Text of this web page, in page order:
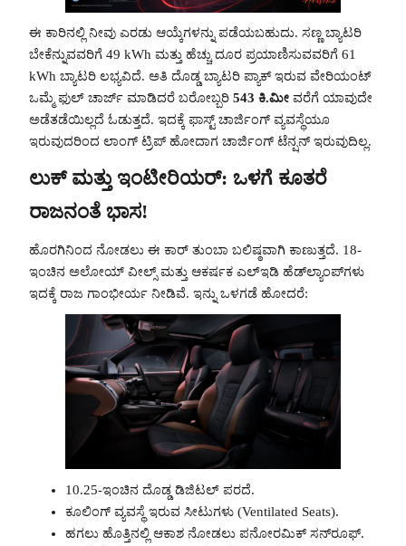
ಈ ಕಾರಿನಲ್ಲಿ ನೀವು ಎರಡು ಆಯ್ಕೆಗಳನ್ನು ಪಡೆಯಬಹುದು. ಸಣ್ಣ ಬ್ಯಾಟರಿ
ಬೇಕೆನ್ನುವವರಿಗೆ 49 kWh ಮತ್ತು ಹೆಚ್ಚು ದೂರ ಪ್ರಯಾಣಿಸುವವರಿಗೆ 61
kWh ಬ್ಯಾಟರಿ ಲಭ್ಯವಿದೆ. ಅತಿ ದೊಡ್ಡ ಬ್ಯಾಟರಿ ಪ್ಯಾಕ್ ಇರುವ ವೇರಿಯಂಟ್
ಒಮ್ಮೆ ಫುಲ್ ಚಾರ್ಜ್ ಮಾಡಿದರೆ ಬರೋಬ್ಬರಿ 543 ಕಿ.ಮೀ ವರೆಗೆ ಯಾವುದೇ
ಅಡೆತಡೆಯಿಲ್ಲದೆ ಓಡುತ್ತದೆ. ಇದಕ್ಕೆ ಫಾಸ್ಟ್ ಚಾರ್ಜಿಂಗ್ ವ್ಯವಸ್ಥೆಯೂ
ಇರುವುದರಿಂದ ಲಾಂಗ್ ಟ್ರಿಪ್ ಹೋದಾಗ ಚಾರ್ಜಿಂಗ್ ಟೆನ್ಷನ್ ಇರುವುದಿಲ್ಲ.
ಲುಕ್ ಮತ್ತು ಇಂಟೀರಿಯರ್: ಒಳಗೆ ಕೂತರೆ
ರಾಜನಂತೆ ಭಾಸ!
ಹೊರಗಿನಿಂದ ನೋಡಲು ಈ ಕಾರ್ ತುಂಬಾ ಬಲಿಷ್ಠವಾಗಿ ಕಾಣುತ್ತದೆ. 18-
ಇಂಚಿನ ಅಲೋಯ್ ವೀಲ್ಸ್ ಮತ್ತು ಆಕರ್ಷಕ ಎಲ್‌ಇಡಿ ಹೆಡ್‌ಲ್ಯಾಂಪ್‌ಗಳು
ಇದಕ್ಕೆ ರಾಜ ಗಾಂಭೀರ್ಯ ನೀಡಿವೆ. ಇನ್ನು ಒಳಗಡೆ ಹೋದರೆ:
10.25-ಇಂಚಿನ ದೊಡ್ಡ ಡಿಜಿಟಲ್ ಪರದೆ.
ಕೂಲಿಂಗ್ ವ್ಯವಸ್ಥೆ ಇರುವ ಸೀಟುಗಳು (Ventilated Seats).
ಹಗಲು ಹೊತ್ತಿನಲ್ಲಿ ಆಕಾಶ ನೋಡಲು ಪನೋರಮಿಕ್ ಸನ್‌ರೂಫ್.